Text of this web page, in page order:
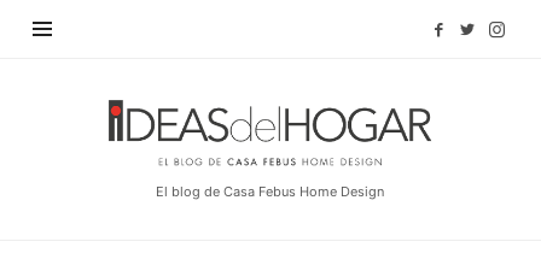
Ideas
del
Hogar
El blog de Casa Febus Home Design